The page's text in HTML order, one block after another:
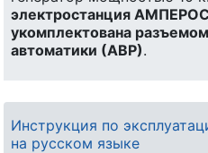
электростанция
укомплектована
автоматики (АВР).
Инструкция по
на русском языке